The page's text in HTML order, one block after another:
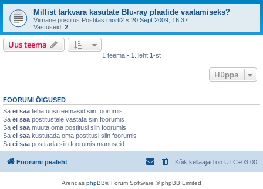
Millist tarkvara kasutate Blu-ray plaatide vaatamiseks?
Viimane postitus Postitas morti2 « 20 Sept 2009, 16:37
Vastuseid: 2
Uus teema
1 teema • 1 . leht 1-st
Hüppa
FOORUMI ÕIGUSED
Sa ei saa teha uusi teemasid siin foorumis
Sa ei saa postitustele vastata siin foorumis
Sa ei saa muuta oma postitusi siin foorumis
Sa ei saa kustutada oma postitusi siin foorumis
Sa ei saa postitada siin foorumis manuseid
Foorumi pealeht Kõik kellaajad on UTC+03:00
Arendas phpBB® Forum Software © phpBB Limited